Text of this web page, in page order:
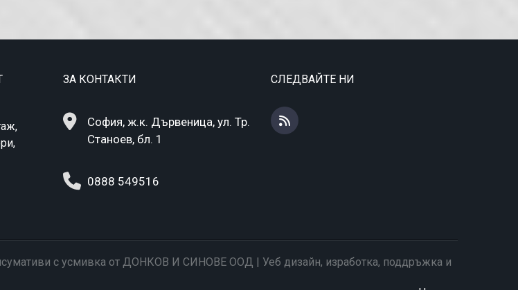
ЗА КОНТАКТИ
София, ж.к. Дървеница, ул. Тр.
Станоев, бл. 1
0888 549516
СЛЕДВАЙТЕ НИ
с усмивка от ДОНКОВ И СИНОВЕ ООД | Уеб дизайн, изработка, поддръжка и